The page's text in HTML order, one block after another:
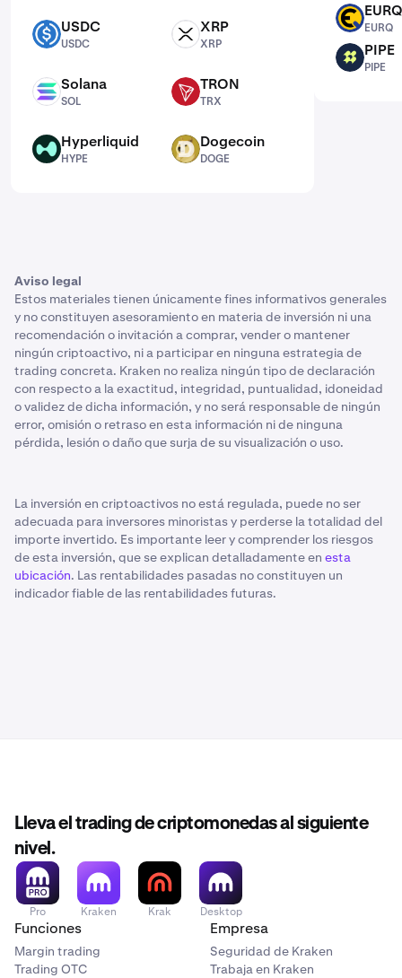
USDC USDC
USDC
XRP XRP
XRP
SOL Solana
SOL
TRX TRON
TRX
HYPE Hyperliquid
HYPE
DOGE Dogecoin
DOGE
EURQ EURQ
EURQ
PIPE PIPE
PIPE
Aviso legal
Estos materiales tienen únicamente fines informativos generales
y no constituyen asesoramiento en materia de inversión ni una
recomendación o invitación a comprar, vender o mantener
ningún criptoactivo, ni a participar en ninguna estrategia de
trading concreta. Kraken no realiza ningún tipo de declaración
con respecto a la exactitud, integridad, puntualidad, idoneidad
o validez de dicha información, y no será responsable de ningún
error, omisión o retraso en esta información ni de ninguna
pérdida, lesión o daño que surja de su visualización o uso.
La inversión en criptoactivos no está regulada, puede no ser
adecuada para inversores minoristas y perderse la totalidad del
importe invertido. Es importante leer y comprender los riesgos
de esta inversión, que se explican detalladamente en esta
ubicación. Las rentabilidades pasadas no constituyen un
indicador fiable de las rentabilidades futuras.
Lleva el trading de criptomonedas al siguiente
nivel.
Pro Kraken Krak Desktop
Funciones
Margin trading
Trading OTC
Empresa
Seguridad de Kraken
Trabaja en Kraken